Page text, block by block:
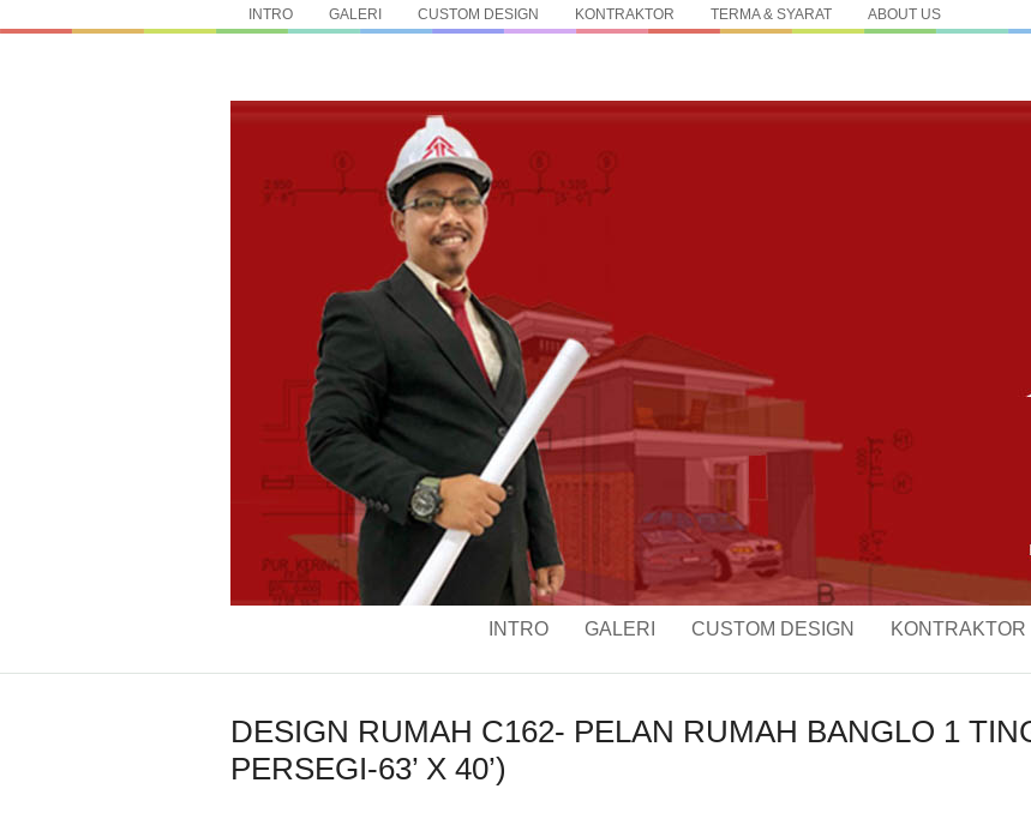
INTRO GALERI CUSTOM DESIGN KONTRAKTOR TERMA & SYARAT ABOUT US
INTRO GALERI CUSTOM DESIGN KONTRAKTOR
DESIGN RUMAH C162- PELAN RUMAH BANGLO 1
PERSEGI-63’ X 40’)